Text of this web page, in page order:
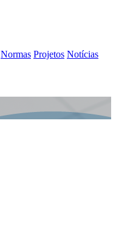
Normas Projetos Notícias